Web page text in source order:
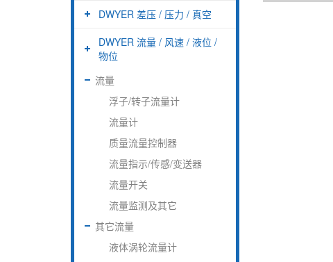
DWYER 差压 / 压力 / 真空
DWYER 流量 / 风速 / 液位 /
物位
流量
浮子/转子流量计
流量计
质量流量控制器
流量指示/传感/变送器
流量开关
流量监测及其它
其它流量
液体涡轮流量计